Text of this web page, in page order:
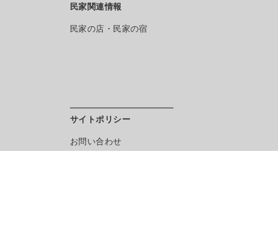
民家関連情報
民家の店・民家の宿
サイトポリシー
お問い合わせ